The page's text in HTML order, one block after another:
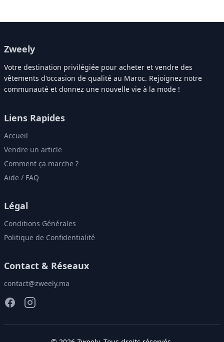
Zweely
Votre destination privilégiée pour acheter et vendre des
vêtements d'occasion de qualité au Maroc. Rejoignez notre
communauté et donnez une nouvelle vie à la mode !
Liens Rapides
Accueil
Vendre un article
Comment ça marche ?
Aide / FAQ
Légal
Conditions Générales
Politique de Confidentialité
Contact & Réseaux
contact@zweely.ma